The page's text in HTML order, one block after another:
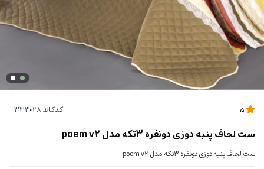
کدکالا:
ست لحاف پنبه دوزی دونفره 3تکه مدل poem v2
ست لحاف پنبه دوزی دونفره 3تکه مدل poem v2